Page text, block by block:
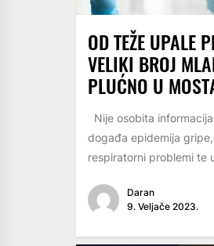
OD TEŽE UPALE
VELIKI BROJ
PLUĆNO U
Nije osobita
događa epidemija
respiratorni problemi te
Daran
9. Veljače 2023.